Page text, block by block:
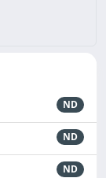
ND
ND
ND